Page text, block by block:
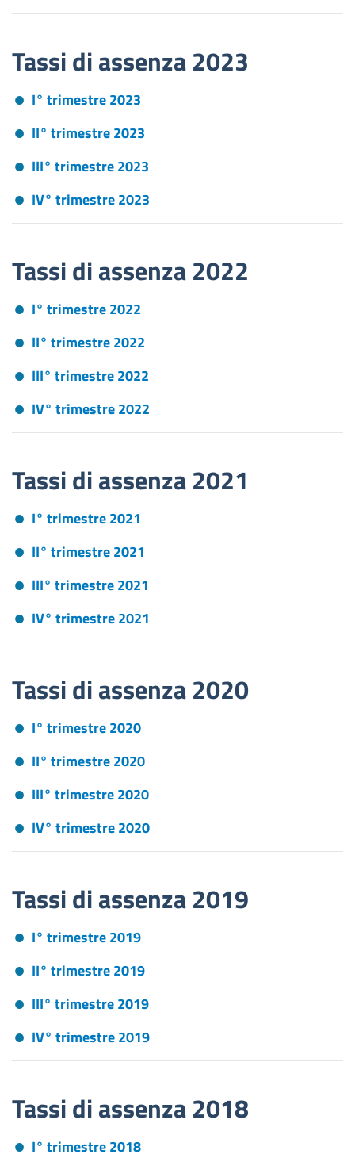
Tassi di assenza 2023
I° trimestre 2023
II° trimestre 2023
III° trimestre 2023
IV° trimestre 2023
Tassi di assenza 2022
I° trimestre 2022
II° trimestre 2022
III° trimestre 2022
IV° trimestre 2022
Tassi di assenza 2021
I° trimestre 2021
II° trimestre 2021
III° trimestre 2021
IV° trimestre 2021
Tassi di assenza 2020
I° trimestre 2020
II° trimestre 2020
III° trimestre 2020
IV° trimestre 2020
Tassi di assenza 2019
I° trimestre 2019
II° trimestre 2019
III° trimestre 2019
IV° trimestre 2019
Tassi di assenza 2018
I° trimestre 2018